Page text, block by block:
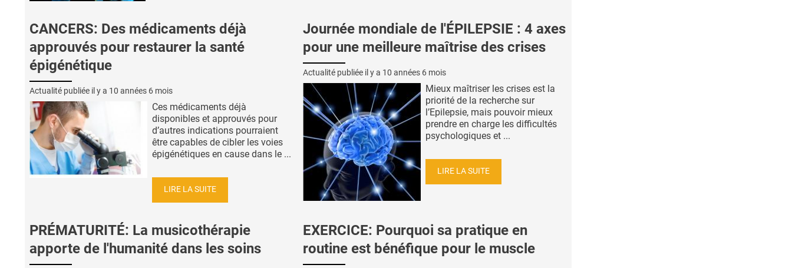
CANCERS: Des médicaments déjà
approuvés pour restaurer la santé
épigénétique
Actualité publiée il y a 10 années 6 mois
Ces médicaments déjà
disponibles et approuvés pour
d’autres indications pourraient
être capables de cibler les voies
épigénétiques en cause dans le ...
LIRE LA SUITE
Journée mondiale de l'ÉPILEPSIE : 4 axes
pour une meilleure maîtrise des crises
Actualité publiée il y a 10 années 6 mois
Mieux maîtriser les crises est la
priorité de la recherche sur
l’Epilepsie, mais pouvoir mieux
prendre en charge les difficultés
psychologiques et ...
LIRE LA SUITE
PRÉMATURITÉ: La musicothérapie
apporte de l'humanité dans les soins
EXERCICE: Pourquoi sa pratique en
routine est bénéfique pour le muscle